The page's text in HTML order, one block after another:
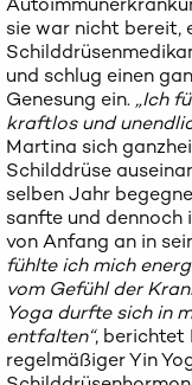
sie war nicht bereit,
und schlug einen
Genesung ein. „Ich
kraftlos und
Martina sich
Schilddrüse
selben Jahr
sanfte und dennoch
von Anfang an in
fühlte ich mich
vom Gefühl der
Yoga durfte sich in
entfalten“, berichtet
regelmäßiger Yin